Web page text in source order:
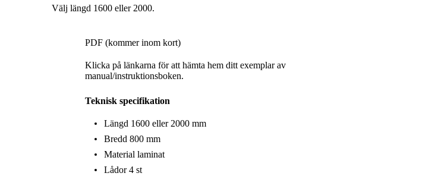
Välj längd 1600 eller 2000.
PDF (kommer inom kort)
Klicka på länkarna för att hämta hem ditt exemplar av
manual/instruktionsboken.
Teknisk specifikation
Längd 1600 eller 2000 mm
Bredd 800 mm
Material laminat
Lådor 4 st